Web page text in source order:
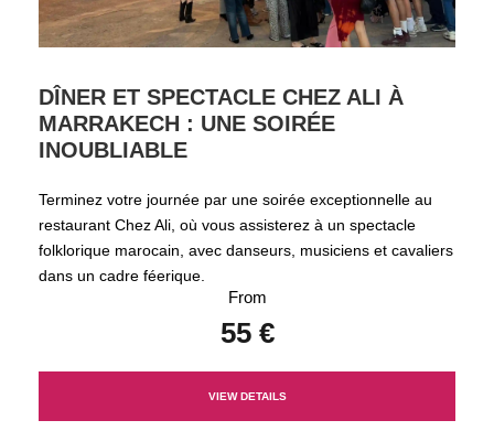
DÎNER ET SPECTACLE CHEZ ALI À
MARRAKECH : UNE SOIRÉE
INOUBLIABLE
Terminez votre journée par une soirée exceptionnelle au
restaurant Chez Ali, où vous assisterez à un spectacle
folklorique marocain, avec danseurs, musiciens et cavaliers
dans un cadre féerique.
From
55 €
VIEW DETAILS